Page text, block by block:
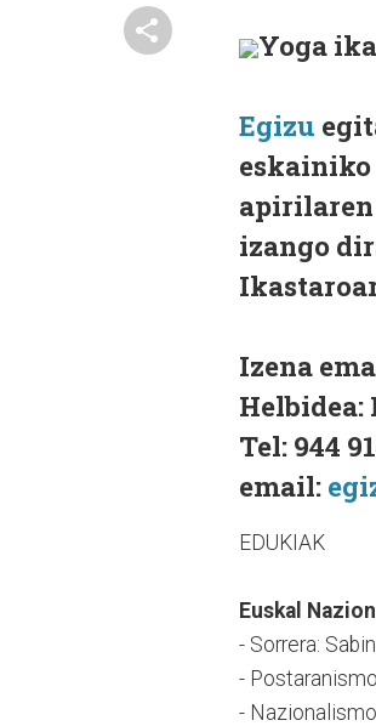
Yoga
Egizu
apirilaren
izango
Izena
Helbidea:
Tel: 944
email:
EDUKIAK
Euskal
- Sorrera:
-
-